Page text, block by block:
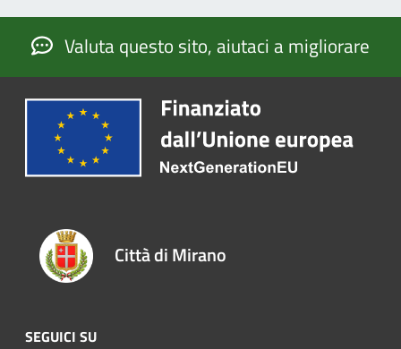
Valuta questo sito, aiutaci a migliorare
Città di Mirano
SEGUICI SU